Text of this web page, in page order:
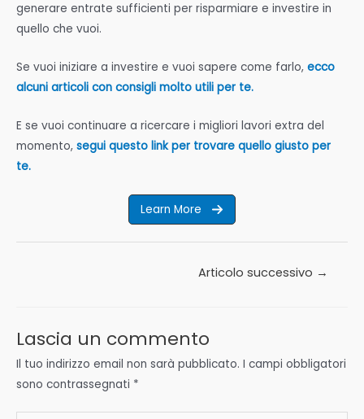
generare entrate sufficienti per risparmiare e investire in
quello che vuoi.
Se vuoi iniziare a investire e vuoi sapere come farlo, ecco
alcuni articoli con consigli molto utili per te.
E se vuoi continuare a ricercare i migliori lavori extra del
momento, segui questo link per trovare quello giusto per
te.
Learn More
Articolo successivo →
Lascia un commento
Il tuo indirizzo email non sarà pubblicato. I campi obbligatori
sono contrassegnati *